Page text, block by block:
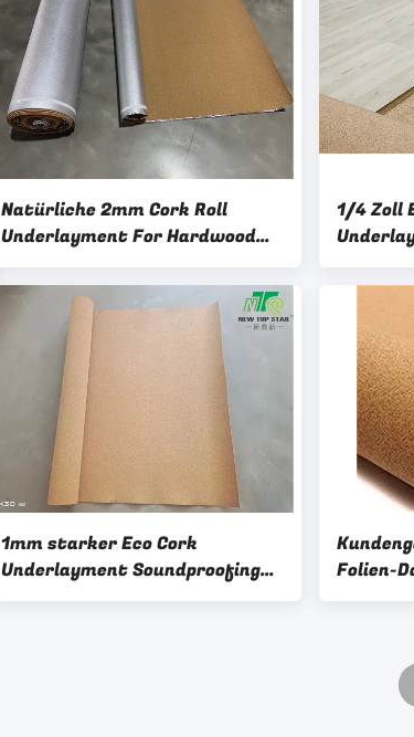
Natürliche 2mm Cork Roll
Underlayment For Hardwood
Länge Boden-20m
1/4 Zoll
1mm starker Eco Cork
Underlayment Soundproofing
220kg/Cbm für PVC-Bodenbelag
Folien-
Foam